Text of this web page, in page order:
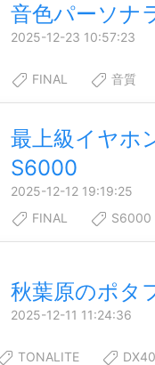
音色パーソナ
2025-12-23 10:57:23
FINAL 音質
最上級イヤホ
S6000
2025-12-12 19:19:25
FINAL S6000
秋葉原のポタ
2025-12-11 11:24:36
TONALITE